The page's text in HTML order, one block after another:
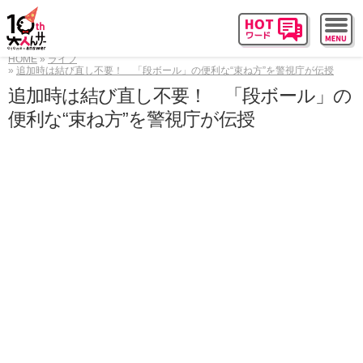
HOME
ライフ
追加時は結び直し不要！ 「段ボール」の便利な“束ね方”を警視庁が伝授
追加時は結び直し不要！ 「段ボール」の
便利な“束ね方”を警視庁が伝授